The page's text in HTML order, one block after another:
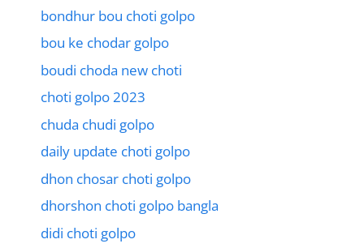
bondhur bou choti golpo
bou ke chodar golpo
boudi choda new choti
choti golpo 2023
chuda chudi golpo
daily update choti golpo
dhon chosar choti golpo
dhorshon choti golpo bangla
didi choti golpo